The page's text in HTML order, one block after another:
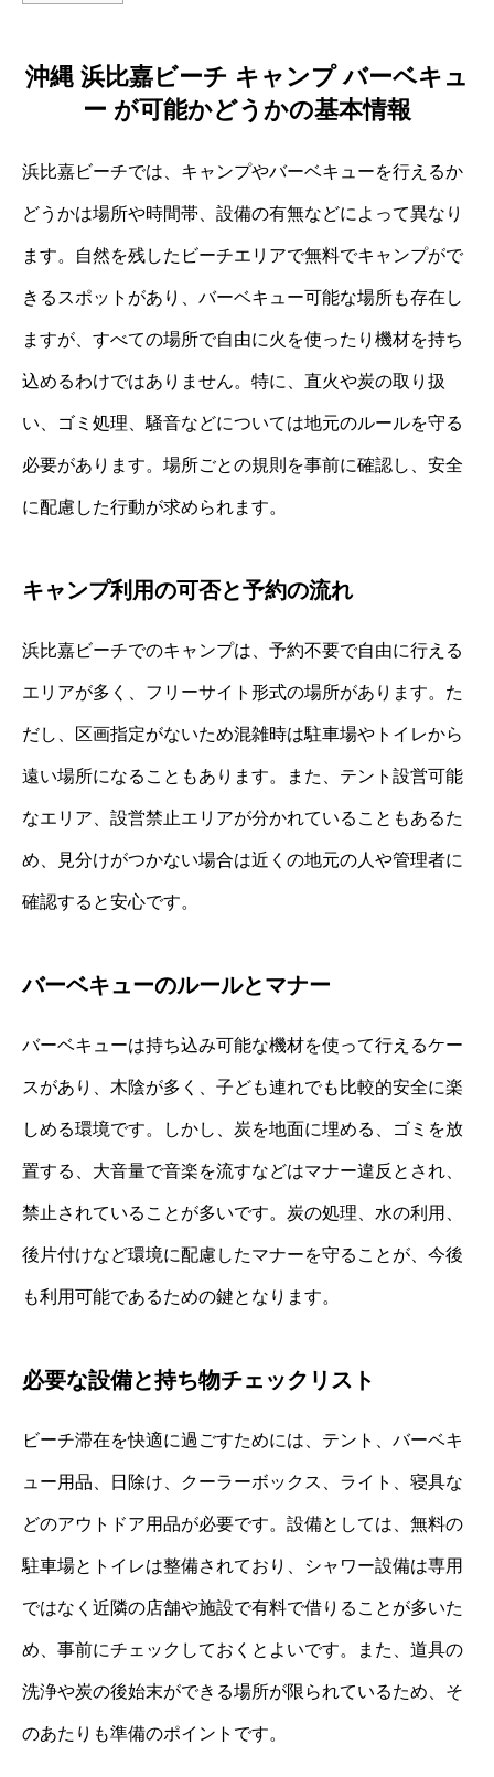
沖縄 浜比嘉ビーチ キャンプ バーベキュ
ー が可能かどうかの基本情報
浜比嘉ビーチでは、キャンプやバーベキューを行えるか
どうかは場所や時間帯、設備の有無などによって異なり
ます。自然を残したビーチエリアで無料でキャンプがで
きるスポットがあり、バーベキュー可能な場所も存在し
ますが、すべての場所で自由に火を使ったり機材を持ち
込めるわけではありません。特に、直火や炭の取り扱
い、ゴミ処理、騒音などについては地元のルールを守る
必要があります。場所ごとの規則を事前に確認し、安全
に配慮した行動が求められます。
キャンプ利用の可否と予約の流れ
浜比嘉ビーチでのキャンプは、予約不要で自由に行える
エリアが多く、フリーサイト形式の場所があります。た
だし、区画指定がないため混雑時は駐車場やトイレから
遠い場所になることもあります。また、テント設営可能
なエリア、設営禁止エリアが分かれていることもあるた
め、見分けがつかない場合は近くの地元の人や管理者に
確認すると安心です。
バーベキューのルールとマナー
バーベキューは持ち込み可能な機材を使って行えるケー
スがあり、木陰が多く、子ども連れでも比較的安全に楽
しめる環境です。しかし、炭を地面に埋める、ゴミを放
置する、大音量で音楽を流すなどはマナー違反とされ、
禁止されていることが多いです。炭の処理、水の利用、
後片付けなど環境に配慮したマナーを守ることが、今後
も利用可能であるための鍵となります。
必要な設備と持ち物チェックリスト
ビーチ滞在を快適に過ごすためには、テント、バーベキ
ュー用品、日除け、クーラーボックス、ライト、寝具な
どのアウトドア用品が必要です。設備としては、無料の
駐車場とトイレは整備されており、シャワー設備は専用
ではなく近隣の店舗や施設で有料で借りることが多いた
め、事前にチェックしておくとよいです。また、道具の
洗浄や炭の後始末ができる場所が限られているため、そ
のあたりも準備のポイントです。